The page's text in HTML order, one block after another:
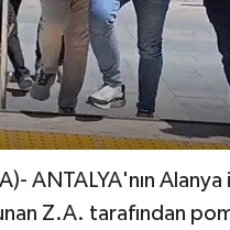
ANTALYA'nın
Z.A. tarafından